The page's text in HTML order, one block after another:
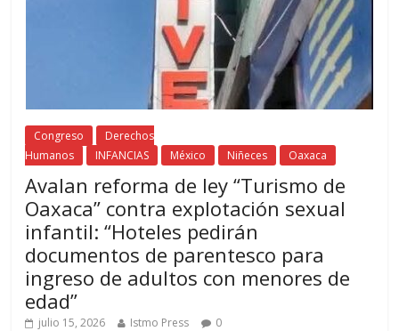
Congreso
Derechos
Humanos
INFANCIAS México Niñeces Oaxaca
Avalan reforma de ley “Turismo de
Oaxaca” contra explotación sexual
infantil: “Hoteles pedirán
documentos de parentesco para
ingreso de adultos con menores de
edad”
julio 15, 2026 Istmo Press 0